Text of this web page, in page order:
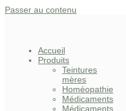
Passer au contenu
Accueil
Produits
Teintures
mères
Homéopathie
Médicaments
Médicaments